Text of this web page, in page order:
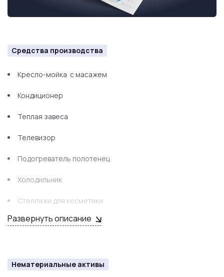
Средства производства
Кресло-мойка с масажем
Кондиционер
Теплая завеса
Телевизор
Подогреватель полотенец
Холодильник
Стеллажи для косметики
Диван
Световые боксы
Развернуть описание
Нематериальные активы